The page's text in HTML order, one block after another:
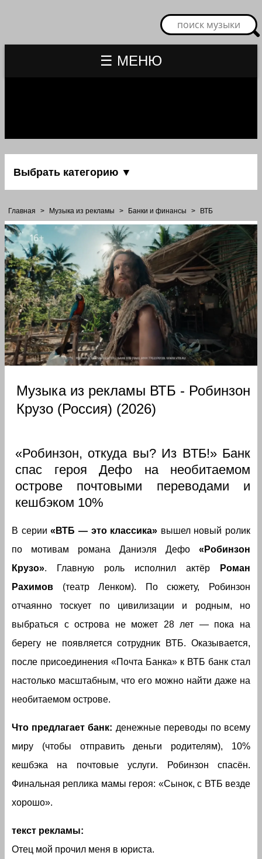
☰ МЕНЮ
Выбрать категорию ▼
Главная > Музыка из рекламы > Банки и финансы > ВТБ
Музыка из рекламы ВТБ - Робинзон
Крузо (Россия) (2026)
«Робинзон, откуда вы? Из ВТБ!» Банк
спас героя Дефо на необитаемом
острове почтовыми переводами и
кешбэком 10%
В серии«ВТБ — это классика» вышел новый ролик
по мотивам романа Даниэля Дефо «Робинзон
Крузо». Главную роль исполнил актёр
Роман
Рахимов (театр Ленком). По сюжету, Робинзон
отчаянно тоскует по цивилизации и родным, но
выбраться с острова не может 28 лет — пока на
берегу не появляется сотрудник ВТБ. Оказывается,
после присоединения «Почта Банка» к ВТБ банк стал
настолько масштабным, что его можно найти даже на
необитаемом острове.
Что предлагает банк: денежные переводы по всему
миру (чтобы отправить деньги родителям), 10%
кешбэка на почтовые услуги. Робинзон спасён.
Финальная реплика мамы героя: «Сынок, с ВТБ везде
хорошо».
текст рекламы:
Отец мой прочил меня в юриста.